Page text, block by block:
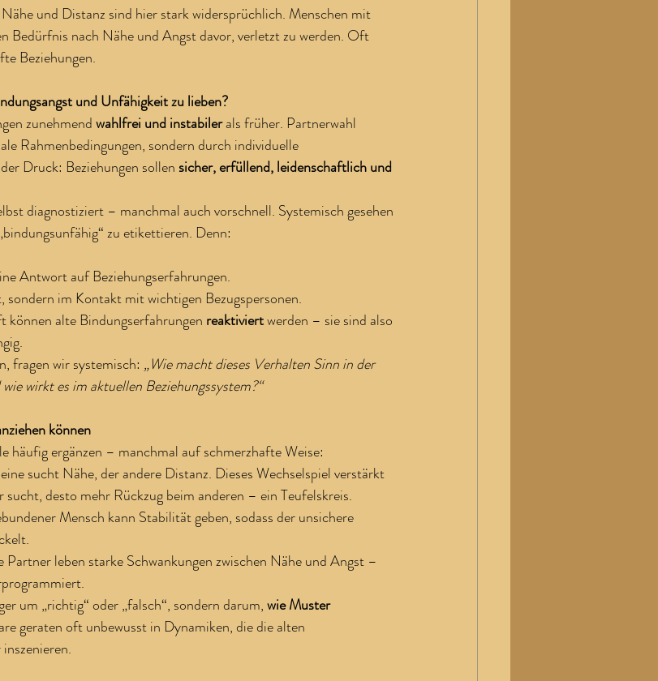
Nähe und Distanz sind hier stark widersprüchlich. Menschen mit
Bedürfnis nach Nähe und Angst davor, verletzt zu werden. Oft
Beziehungen.
und Unfähigkeit zu lieben?
zunehmend wahlfrei und instabiler als früher. Partnerwahl
Rahmenbedingungen, sondern durch individuelle
Druck: Beziehungen sollen sicher, erfüllend, leidenschaftlich und
diagnostiziert – manchmal auch vorschnell. Systemisch gesehen
zu etikettieren. Denn:
Antwort auf Beziehungserfahrungen.
im Kontakt mit wichtigen Bezugspersonen.
können alte Bindungserfahrungen reaktiviert werden – sie sind also
fragen wir systemisch: „Wie macht dieses Verhalten Sinn in der
wirkt es im aktuellen Beziehungssystem?“
können
häufig ergänzen – manchmal auf schmerzhafte Weise:
sucht Nähe, der andere Distanz. Dieses Wechselspiel verstärkt
desto mehr Rückzug beim anderen – ein Teufelskreis.
Mensch kann Stabilität geben, sodass der unsichere
Partner leben starke Schwankungen zwischen Nähe und Angst –
um „richtig“ oder „falsch“, sondern darum, wie Muster
geraten oft unbewusst in Dynamiken, die die alten